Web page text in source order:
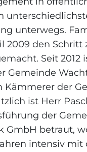
unterwegs.
2009 den Schritt
Seit 2012
Gemeinde
Kämmerer der
ist Herr
der
GmbH betraut,
intensiv mit